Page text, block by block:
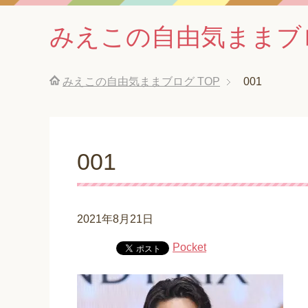
みえこの自由気まま
みえこの自由気ままブログ TOP 001
001
2021年8月21日
Pocket